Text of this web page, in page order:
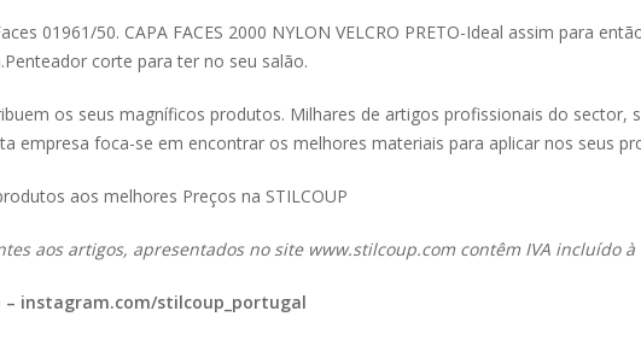
01961/50. CAPA FACES 2000 NYLON VELCRO PRETO-Ideal assim para
corte para ter no seu salão.
os seus magníficos produtos. Milhares de artigos profissionais do
empresa foca-se em encontrar os melhores materiais para aplicar nos seus
aos melhores Preços na STILCOUP
aos artigos, apresentados no site www.stilcoup.com contêm IVA incluído
– instagram.com/stilcoup_portugal